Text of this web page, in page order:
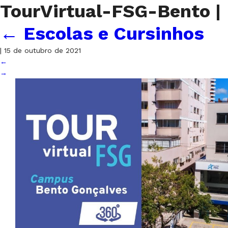
TourVirtual-FSG-Bento |
← Escolas e Cursinhos
| 15 de outubro de 2021
←
→